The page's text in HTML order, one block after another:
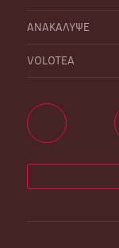
ΑΝΑΚΑΛΥΨΕ
VOLOTEA